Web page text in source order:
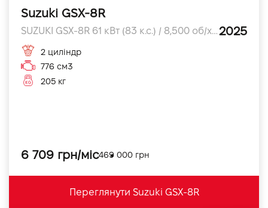
Suzuki GSX-8R
SUZUKI GSX-8R 61 кВт (83 к.с.) / 8,500 об/хв к.с.2025
2 циліндр
776 см3
205 кг
6 709 грн/міс469 000 грн
Переглянути Suzuki GSX-8R